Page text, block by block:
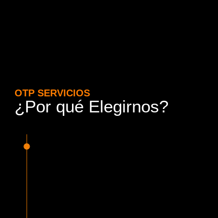
OTP SERVICIOS
¿Por qué Elegirnos?